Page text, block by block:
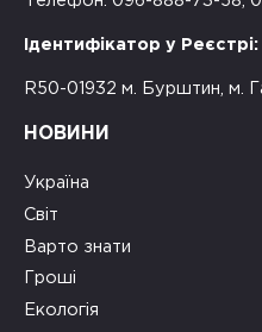
Ідентифікатор у Реєстрі:
R50-01932 м. Бурштин, м.
НОВИНИ
Україна
Світ
Варто знати
Гроші
Екологія